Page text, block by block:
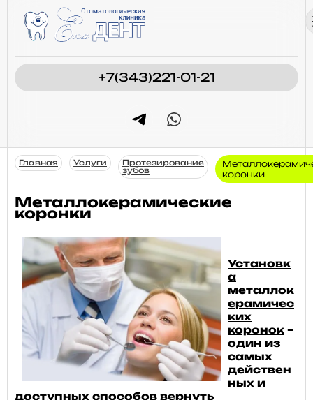
+7(343)221-01-21
Главная Услуги Протезирование
зубов
коронки
Металлокерамические
коронки
Установк
а
металлок
ерамичес
ких
коронок –
один из
самых
действен
ных и
доступных способов вернуть